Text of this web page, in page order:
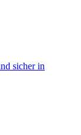
sicher in